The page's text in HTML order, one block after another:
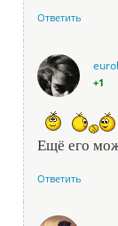
Ответить
+1
Ещё его
Ответить